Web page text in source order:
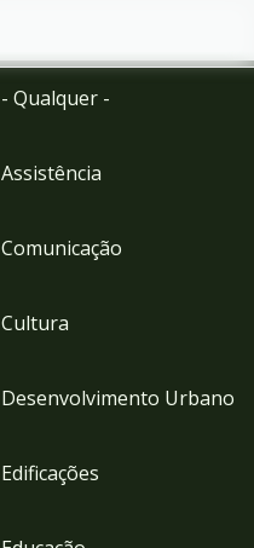
- Qualquer -
Assistência
Comunicação
Cultura
Desenvolvimento Urbano
Edificações